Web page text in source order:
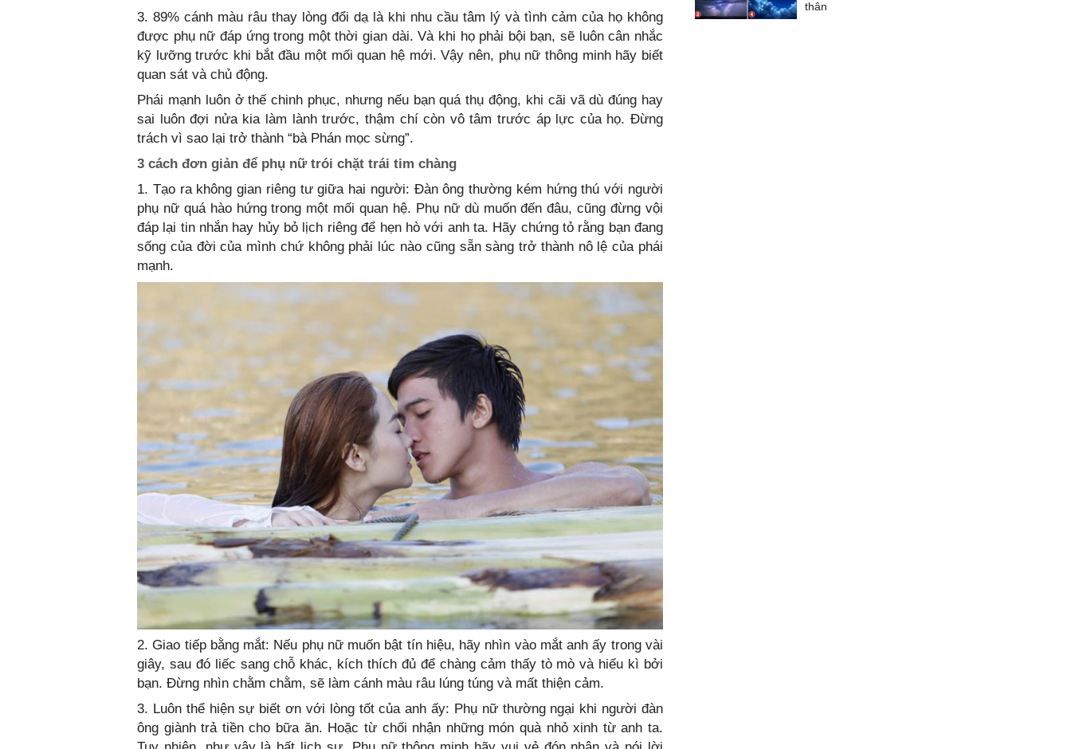
3. 89% cánh màu râu thay lòng đổi dạ là khi nhu cầu tâm lý và tình cảm của họ không
được phụ nữ đáp ứng trong một thời gian dài. Và khi họ phải bội bạn, sẽ luôn cân nhắc
kỹ lưỡng trước khi bắt đầu một mối quan hệ mới. Vậy nên, phụ nữ thông minh hãy biết
quan sát và chủ động.
Phái mạnh luôn ở thế chinh phục, nhưng nếu bạn quá thụ động, khi cãi vã dù đúng hay
sai luôn đợi nửa kia làm lành trước, thậm chí còn vô tâm trước áp lực của họ. Đừng
trách vì sao lại trở thành “bà Phán mọc sừng”.
3 cách đơn giản để phụ nữ trói chặt trái tim chàng
1. Tạo ra không gian riêng tư giữa hai người: Đàn ông thường kém hứng thú với người
phụ nữ quá hào hứng trong một mối quan hệ. Phụ nữ dù muốn đến đâu, cũng đừng vội
đáp lại tin nhắn hay hủy bỏ lịch riêng để hẹn hò với anh ta. Hãy chứng tỏ rằng bạn đang
sống của đời của mình chứ không phải lúc nào cũng sẵn sàng trở thành nô lệ của phái
mạnh.
2. Giao tiếp bằng mắt: Nếu phụ nữ muốn bật tín hiệu, hãy nhìn vào mắt anh ấy trong vài
giây, sau đó liếc sang chỗ khác, kích thích đủ để chàng cảm thấy tò mò và hiếu kì bởi
bạn. Đừng nhìn chằm chằm, sẽ làm cánh màu râu lúng túng và mất thiện cảm.
3. Luôn thể hiện sự biết ơn với lòng tốt của anh ấy: Phụ nữ thường ngại khi người đàn
ông giành trả tiền cho bữa ăn. Hoặc từ chối nhận những món quà nhỏ xinh từ anh ta.
thân